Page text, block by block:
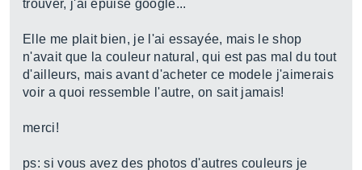
trouver, j'ai épuisé google...
Elle me plait bien, je l'ai essayée, mais le shop
n'avait que la couleur natural, qui est pas mal du tout
d'ailleurs, mais avant d'acheter ce modele j'aimerais
voir a quoi ressemble l'autre, on sait jamais!
merci!
ps: si vous avez des photos d'autres couleurs je